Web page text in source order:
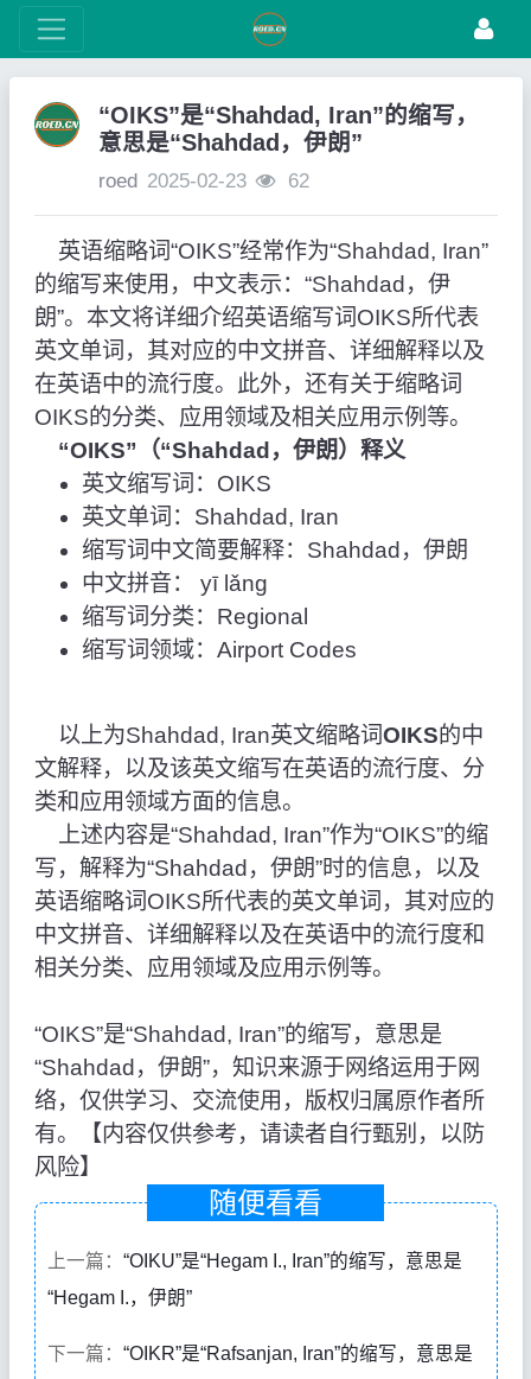
“OIKS”是“Shahdad, Iran”的缩写，
意思是“Shahdad，伊朗”
roed 2025-02-23 62
英语缩略词“OIKS”经常作为“Shahdad, Iran”
的缩写来使用，中文表示：“Shahdad，伊
朗”。本文将详细介绍英语缩写词OIKS所代表
英文单词，其对应的中文拼音、详细解释以及
在英语中的流行度。此外，还有关于缩略词
OIKS的分类、应用领域及相关应用示例等。
“OIKS”（“Shahdad，伊朗）释义
英文缩写词：OIKS
英文单词：Shahdad, Iran
缩写词中文简要解释：Shahdad，伊朗
中文拼音： yī lǎng
缩写词分类：Regional
缩写词领域：Airport Codes
以上为Shahdad, Iran英文缩略词OIKS的中
文解释，以及该英文缩写在英语的流行度、分
类和应用领域方面的信息。
上述内容是“Shahdad, Iran”作为“OIKS”的缩
写，解释为“Shahdad，伊朗”时的信息，以及
英语缩略词OIKS所代表的英文单词，其对应的
中文拼音、详细解释以及在英语中的流行度和
相关分类、应用领域及应用示例等。
“OIKS”是“Shahdad, Iran”的缩写，意思是
“Shahdad，伊朗”，知识来源于网络运用于网
络，仅供学习、交流使用，版权归属原作者所
有。【内容仅供参考，请读者自行甄别，以防
风险】
随便看看
上一篇： “OIKU”是“Hegam I., Iran”的缩写，意思是
“Hegam I.，伊朗”
下一篇： “OIKR”是“Rafsanjan, Iran”的缩写，意思是